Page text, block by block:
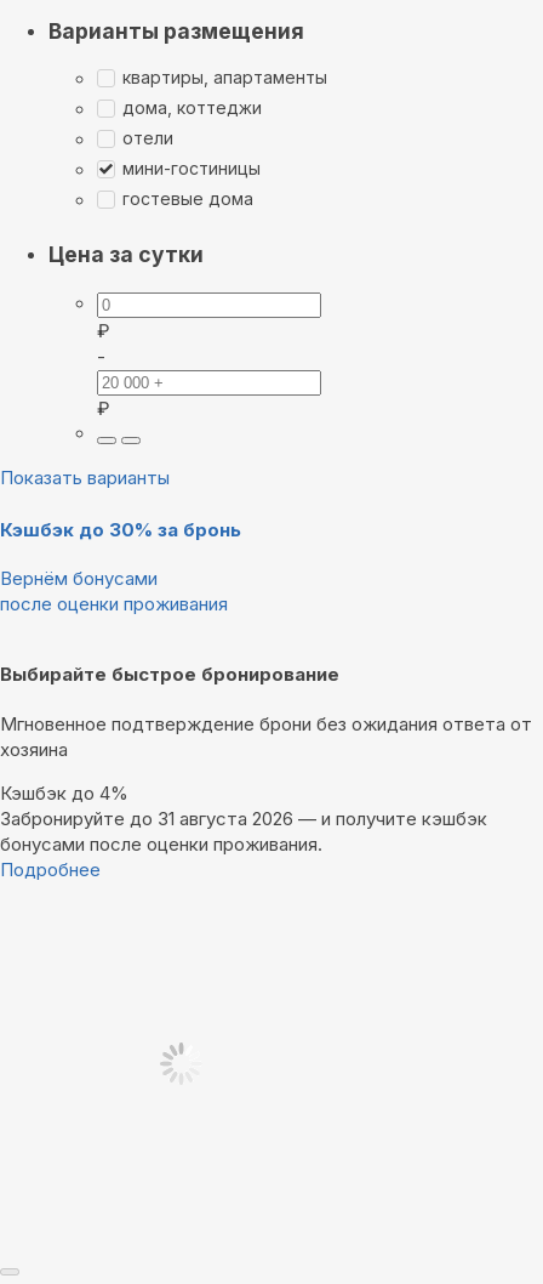
Варианты размещения
квартиры, апартаменты
дома, коттеджи
отели
мини-гостиницы
гостевые дома
Цена за сутки
₽
-
₽
Показать варианты
Кэшбэк до 30% за бронь
Вернём бонусами
после оценки проживания
Выбирайте быстрое бронирование
Мгновенное подтверждение брони без ожидания ответа от
хозяина
Кэшбэк до 4%
Забронируйте до 31 августа 2026 — и получите кэшбэк
бонусами после оценки проживания.
Подробнее